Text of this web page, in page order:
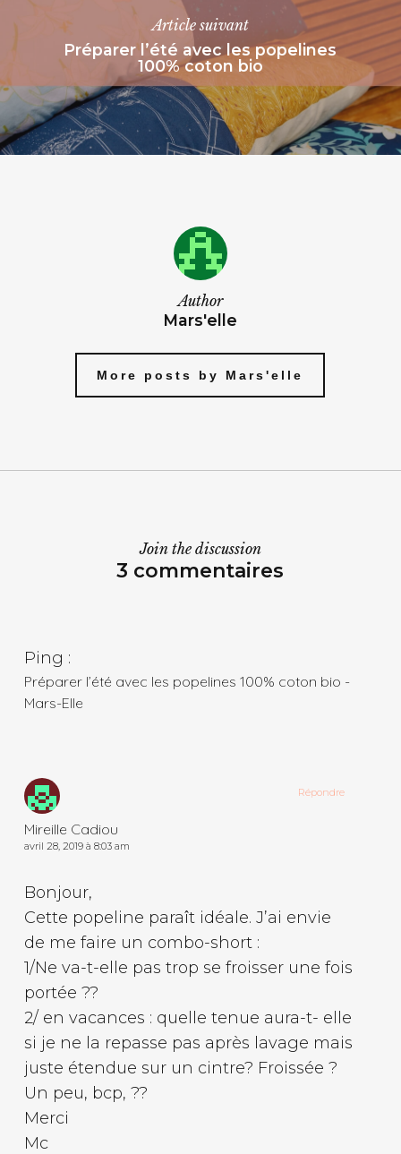
Article suivant
Préparer l’été avec les popelines
100% coton bio
Author
Mars'elle
More posts by Mars'elle
Join the discussion
3 commentaires
Ping :
Préparer l’été avec les popelines 100% coton bio -
Mars-Elle
Mireille Cadiou
avril 28, 2019 à 8:03 am
Bonjour,
Cette popeline paraît idéale. J’ai envie
de me faire un combo-short :
1/Ne va-t-elle pas trop se froisser une fois
portée ??
2/ en vacances : quelle tenue aura-t- elle
si je ne la repasse pas après lavage mais
juste étendue sur un cintre? Froissée ?
Un peu, bcp, ??
Merci
Mc
Répondre